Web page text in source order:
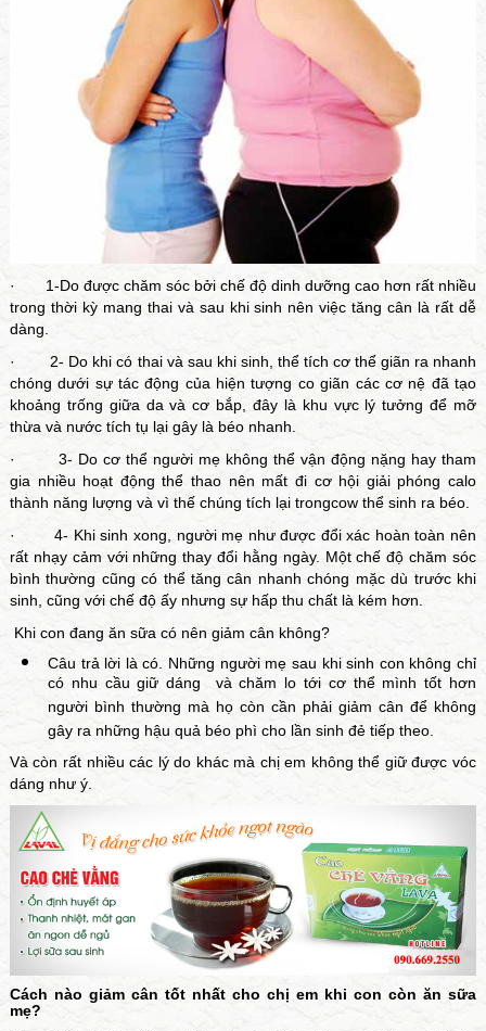
· 1-Do được chăm sóc bởi chế độ dinh dưỡng cao hơn rất nhiều
trong thời kỳ mang thai và sau khi sinh nên việc tăng cân là rất dễ
dàng.
· 2- Do khi có thai và sau khi sinh, thể tích cơ thể giãn ra nhanh
chóng dưới sự tác động của hiện tượng co giãn các cơ nệ đã tạo
khoảng trống giữa da và cơ bắp, đây là khu vực lý tưởng để mỡ
thừa và nước tích tụ lại gây là béo nhanh.
· 3- Do cơ thể người mẹ không thể vận động nặng hay tham
gia nhiều hoạt động thể thao nên mất đi cơ hội giải phóng calo
thành năng lượng và vì thế chúng tích lại trongcow thể sinh ra béo.
· 4- Khi sinh xong, người mẹ như được đổi xác hoàn toàn nên
rất nhạy cảm với những thay đổi hằng ngày. Một chế độ chăm sóc
bình thường cũng có thể tăng cân nhanh chóng mặc dù trước khi
sinh, cũng với chế độ ấy nhưng sự hấp thu chất là kém hơn.
Khi con đang ăn sữa có nên giảm cân không?
Câu trả lời là có. Những người mẹ sau khi sinh con không chỉ
có nhu cầu giữ dáng và chăm lo tới cơ thể mình tốt hơn
người bình thường mà họ còn cần phải giảm cân để không
gây ra những hậu quả béo phì cho lần sinh đẻ tiếp theo.
Và còn rất nhiều các lý do khác mà chị em không thể giữ được vóc
dáng như ý.
Cách nào giảm cân tốt nhất cho chị em khi con còn ăn sữa
mẹ?